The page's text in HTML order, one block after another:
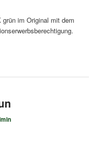
grün im Original mit dem